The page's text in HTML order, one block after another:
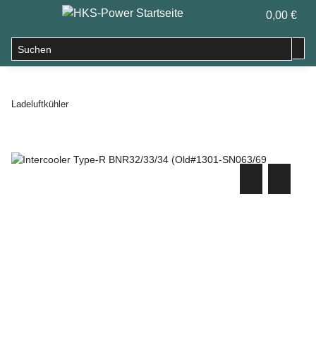
0,00 €
Ladeluftkühler